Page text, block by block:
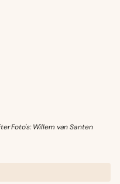
Foto's: Willem van Santen